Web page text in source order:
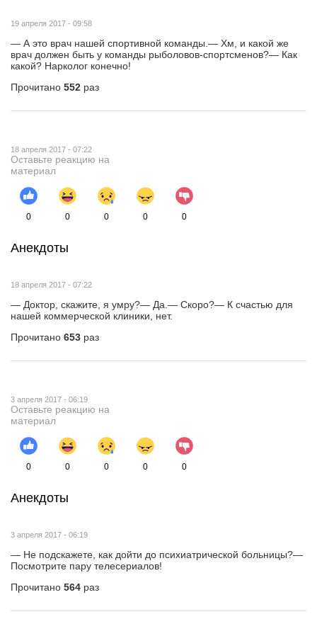
19 апреля 2017 - 09:58
— А это врач нашей спортивной команды.— Хм, и какой же
врач должен быть у команды рыболовов-спортсменов?— Как
какой? Нарколог конечно!
Прочитано 552 раз
18 апреля 2017 - 07:22
Оставьте реакцию на
материал
0 0 0 0 0
Анекдоты
18 апреля 2017 - 07:22
— Доктор, скажите, я умру?— Да.— Скоро?— К счастью для
нашей коммерческой клиники, нет.
Прочитано 653 раз
3 апреля 2017 - 06:19
Оставьте реакцию на
материал
0 0 0 0 0
Анекдоты
3 апреля 2017 - 06:19
— Не подскажете, как дойти до психиатрической больницы?—
Посмотрите пару телесериалов!
Прочитано 564 раз